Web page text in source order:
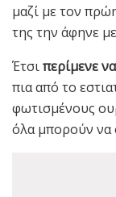
μαζί με τον
της την άφηνε
Έτσιπερίμενε
πια από το
φωτισμένους
όλα μπορούν να